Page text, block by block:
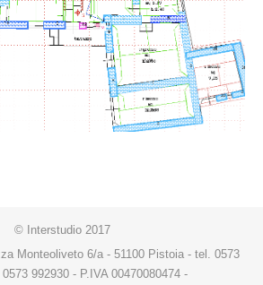
© Interstudio 2017
Monteoliveto 6/a - 51100 Pistoia - tel. 0573
992930 - P.IVA 00470080474 -